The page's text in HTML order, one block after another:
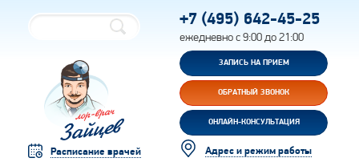
Расписание врачей
+7 (495) 642-45-25
ежедневно с 9:00 до 21:00
ЗАПИСЬ НА ПРИЕМ
ОБРАТНЫЙ ЗВОНОК
ОНЛАЙН-КОНСУЛЬТАЦИЯ
Адрес и режим работы